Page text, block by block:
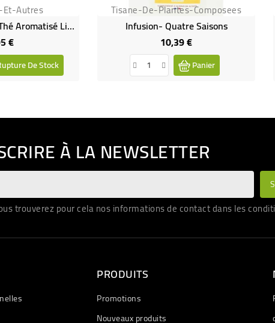
Autres
Wu Long Fruité - Thé Aromatisé Litchi Fleurs Bio & Équitable
€Prix
De Stock
Tisane-De-Plantes-Composees
Infusion- Quatre Saisons
10,39 €Prix
Panier
À LA NEWSLETTER
trouverez pour cela nos informations de contact dans les
PRODUITS
Promotions
Nouveaux produits